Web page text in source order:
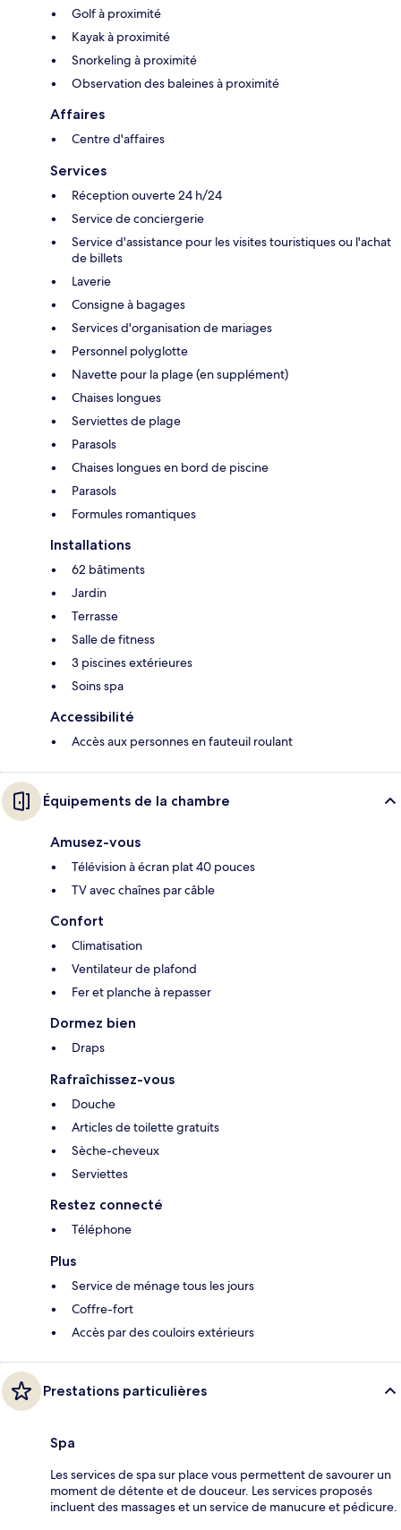
Golf à proximité
Kayak à proximité
Snorkeling à proximité
Observation des baleines à proximité
Affaires
Centre d'affaires
Services
Réception ouverte 24 h/24
Service de conciergerie
Service d'assistance pour les visites touristiques ou l'achat
de billets
Laverie
Consigne à bagages
Services d'organisation de mariages
Personnel polyglotte
Navette pour la plage (en supplément)
Chaises longues
Serviettes de plage
Parasols
Chaises longues en bord de piscine
Parasols
Formules romantiques
Installations
62 bâtiments
Jardin
Terrasse
Salle de fitness
3 piscines extérieures
Soins spa
Accessibilité
Accès aux personnes en fauteuil roulant
Équipements de la chambre
Amusez-vous
Télévision à écran plat 40 pouces
TV avec chaînes par câble
Confort
Climatisation
Ventilateur de plafond
Fer et planche à repasser
Dormez bien
Draps
Rafraîchissez-vous
Douche
Articles de toilette gratuits
Sèche-cheveux
Serviettes
Restez connecté
Téléphone
Plus
Service de ménage tous les jours
Coffre-fort
Accès par des couloirs extérieurs
Prestations particulières
Spa
Les services de spa sur place vous permettent de savourer un
moment de détente et de douceur. Les services proposés
incluent des massages et un service de manucure et pédicure.